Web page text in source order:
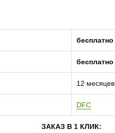
бесплатно
бесплатно
12 месяцев
DFC
ЗАКАЗ В 1 КЛИК: